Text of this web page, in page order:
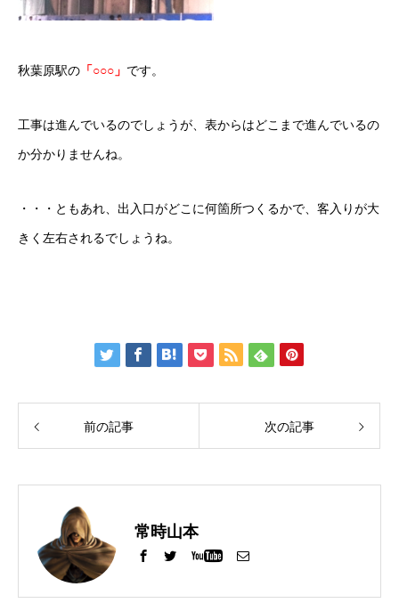
秋葉原駅の 「○○○」 です。
工事は進んでいるのでしょうが、表からはどこまで進んでいるの
か分かりませんね。
・・・ともあれ、出入口がどこに何箇所つくるかで、客入りが大
きく左右されるでしょうね。
前の記事 次の記事
常時山本